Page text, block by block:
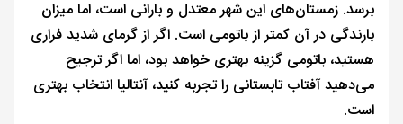
برسد. زمستان‌های این شهر معتدل و بارانی است، اما میزان
بارندگی در آن کمتر از باتومی است. اگر از گرمای شدید فراری
هستید، باتومی گزینه بهتری خواهد بود، اما اگر ترجیح
می‌دهید آفتاب تابستانی را تجربه کنید، آنتالیا انتخاب بهتری
است.